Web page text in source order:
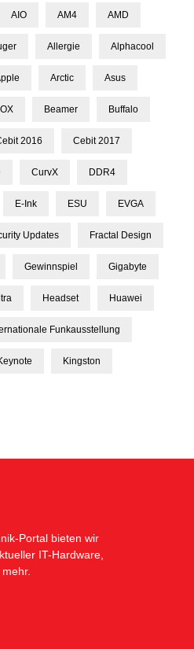
AIO AM4 AMD
Allergie Alphacool
Arctic Asus
Beamer Buffalo
2016 Cebit 2017
CurvX DDR4
E-Ink ESU EVGA
Updates Fractal Design
Gewinnspiel Gigabyte
Headset Huawei
Funkausstellung
Kingston
Portal bieten wir
IT-Hardware,